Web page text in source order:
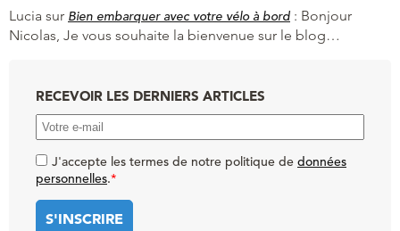
Lucia sur Bien embarquer avec votre vélo à bord : Bonjour
Nicolas, Je vous souhaite la bienvenue sur le blog…
RECEVOIR LES DERNIERS ARTICLES
J'accepte les termes de notre politique de données
personnelles.*